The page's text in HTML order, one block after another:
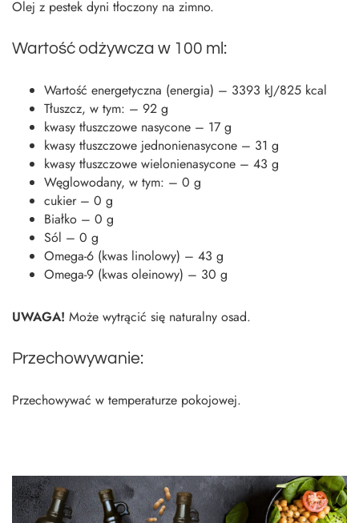
Olej z pestek dyni tłoczony na zimno.
Wartość odżywcza w 100 ml:
Wartość energetyczna (energia) – 3393 kJ/825 kcal
Tłuszcz, w tym: – 92 g
kwasy tłuszczowe nasycone – 17 g
kwasy tłuszczowe jednonienasycone – 31 g
kwasy tłuszczowe wielonienasycone – 43 g
Węglowodany, w tym: – 0 g
cukier – 0 g
Białko – 0 g
Sól – 0 g
Omega-6 (kwas linolowy) – 43 g
Omega-9 (kwas oleinowy) – 30 g
UWAGA! Może wytrącić się naturalny osad.
Przechowywanie:
Przechowywać w temperaturze pokojowej.